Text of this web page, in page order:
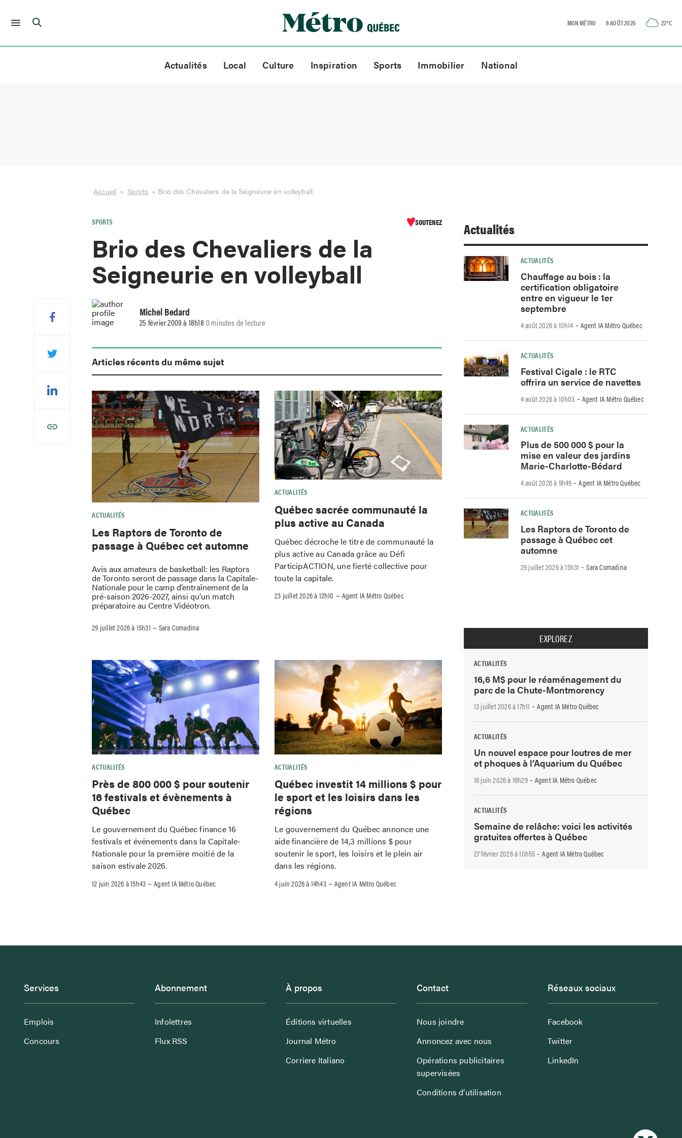
Skip
MON MÉTRO 8 AOÛT 2026 22°C
Actualités Local Culture Inspiration Sports Immobilier National
Accueil » Sports » Brio des Chevaliers de la Seigneurie en volleyball
SPORTS SOUTENEZ
Brio des Chevaliers de la
Seigneurie en volleyball
Michel Bedard
25 février 2009 à 18h18 0 minutes de lecture
Articles récents du même sujet
ACTUALITÉS
Les Raptors de Toronto de
passage à Québec cet automne
Avis aux amateurs de basketball: les Raptors
de Toronto seront de passage dans la Capitale-
Nationale pour le camp d’entraînement de la
pré-saison 2026-2027, ainsi qu’un match
préparatoire au Centre Vidéotron.
29 juillet 2026 à 15h31 –Sara Comadina
ACTUALITÉS
Québec sacrée communauté la
plus active au Canada
Québec décroche le titre de communauté la
plus active au Canada grâce au Défi
ParticipACTION, une fierté collective pour
toute la capitale.
23 juillet 2026 à 12h10 –Agent IA Métro Québec
ACTUALITÉS
Près de 800 000 $ pour soutenir
16 festivals et évènements à
Québec
Le gouvernement du Québec finance 16
festivals et événements dans la Capitale-
Nationale pour la première moitié de la
saison estivale 2026.
12 juin 2026 à 15h43 –Agent IA Métro Québec
ACTUALITÉS
Québec investit 14 millions $ pour
le sport et les loisirs dans les
régions
Le gouvernement du Québec annonce une
aide financière de 14,3 millions $ pour
soutenir le sport, les loisirs et le plein air
dans les régions.
4 juin 2026 à 14h43–Agent IA Métro Québec
Actualités
ACTUALITÉS
Chauffage au bois : la
certification obligatoire
entre en vigueur le 1er
septembre
4 août 2026 à 10h14 -Agent IA Métro Québec
ACTUALITÉS
Festival Cigale : le RTC
offrira un service de navettes
4 août 2026 à 10h03 -Agent IA Métro Québec
ACTUALITÉS
Plus de 500 000 $ pour la
mise en valeur des jardins
Marie-Charlotte-Bédard
4 août 2026 à 9h49 -Agent IA Métro Québec
ACTUALITÉS
Les Raptors de Toronto de
passage à Québec cet
automne
29 juillet 2026 à 15h31 -Sara Comadina
EXPLOREZ
ACTUALITÉS
16,6 M$ pour le réaménagement du
parc de la Chute-Montmorency
13 juillet 2026 à 17h11 -Agent IA Métro Québec
ACTUALITÉS
Un nouvel espace pour loutres de mer
et phoques à l’Aquarium du Québec
18 juin 2026 à 16h29-Agent IA Métro Québec
ACTUALITÉS
Semaine de relâche: voici les activités
gratuites offertes à Québec
27 février 2026 à 10h55 -Agent IA Métro Québec
Services
Emplois
Concours
Abonnement
Infolettres
Flux RSS
À propos
Éditions virtuelles
Journal Métro
Corriere Italiano
Contact
Nous joindre
Annoncez avec nous
Opérations publicitaires
supervisées
Conditions d’utilisation
Réseaux sociaux
Facebook
Twitter
LinkedIn